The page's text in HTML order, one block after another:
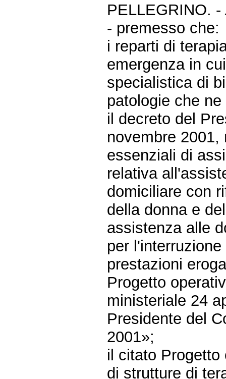
PELLEGRINO. -
- premesso che:
i reparti di
emergenza in
specialistica di
patologie che
il decreto del
novembre
essenziali di
relativa
domiciliare con
della donna e
assistenza alle
per
prestazioni
Progetto
ministeriale 24
Presidente del
2001»;
il citato Progetto
di strutture di